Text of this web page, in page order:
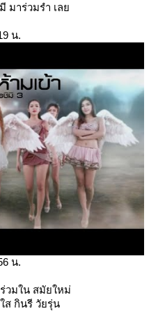
มาร่วมรำ เล
น.
น.
วมใน สมัยใหม่
ส กินรี วัยรุ่น